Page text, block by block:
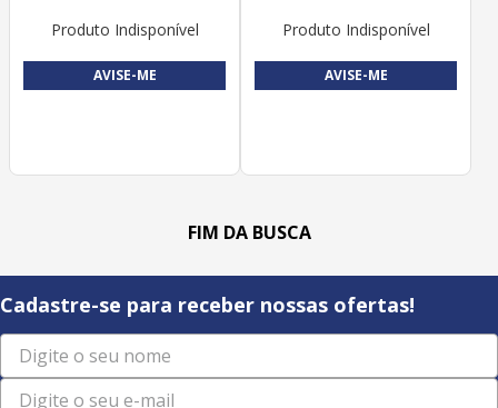
Produto Indisponível
AVISE-ME
Produto Indisponível
AVISE-ME
Cadastre-se para receber nossas ofertas!